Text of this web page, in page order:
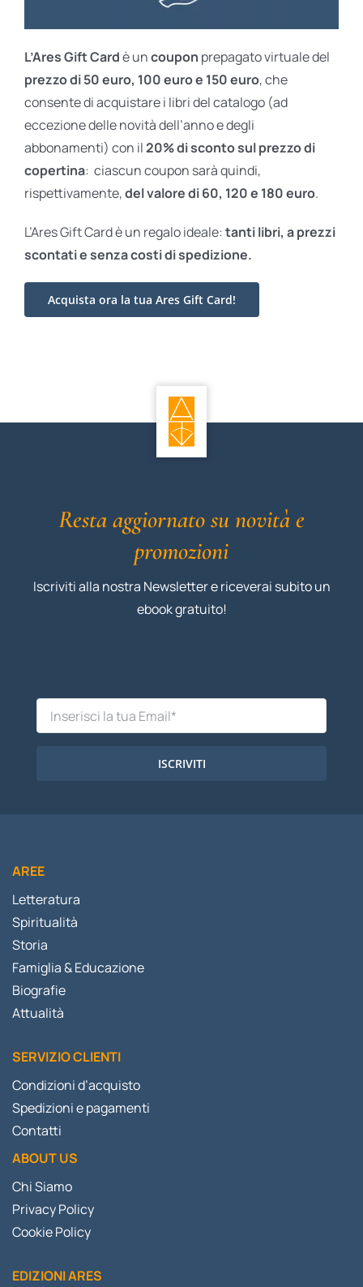
L’Ares Gift Cardè uncoupon prepagato virtuale del
prezzo di 50 euro, 100 euro e 150 euro, che
consente di acquistare i libri del catalogo (ad
eccezione delle novità dell’anno e degli
abbonamenti) con il20% di sconto sul prezzo di
copertina: ciascun coupon sarà quindi,
rispettivamente,del valore di 60, 120 e 180 euro.
L’Ares Gift Card è un regalo ideale: tanti libri, a prezzi
scontati esenza costi di spedizione.
Acquista ora la tua Ares Gift Card!
Resta aggiornato su novità e
promozioni
Iscriviti alla nostra Newsletter e riceverai subito un
ebook gratuito!
ISCRIVITI
AREE
Letteratura
Spiritualità
Storia
Famiglia & Educazione
Biografie
Attualità
SERVIZIO CLIENTI
Condizioni d’acquisto
Spedizioni e pagamenti
Contatti
ABOUT US
Chi Siamo
Privacy Policy
Cookie Policy
EDIZIONI ARES